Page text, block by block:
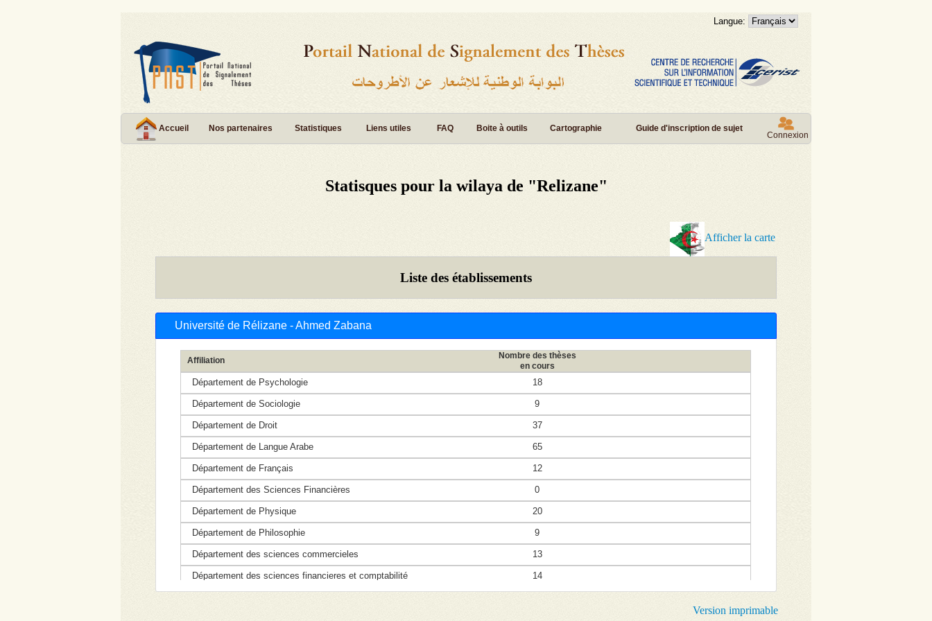
Langue:
Accueil Nos partenaires Statistiques Liens utiles FAQ Boite à outils Cartographie Guide d'inscription de sujet
Connexion
Statisques pour la wilaya de "Relizane"
Afficher la carte
Liste des établissements
Université de Rélizane - Ahmed Zabana
Affiliation
Nombre des thèses
en cours
Département de Psychologie 18
Département de Sociologie 9
Département de Droit 37
Département de Langue Arabe 65
Département de Français 12
Département des Sciences Financières 0
Département de Physique 20
Département de Philosophie 9
Département des sciences commercieles 13
Département des sciences financieres et comptabilité 14
Version imprimable